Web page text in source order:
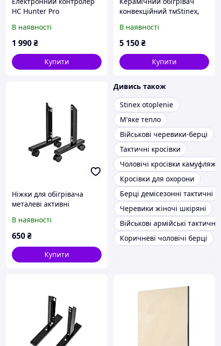
HC Hunter Pro
В наявності
1 990₴
Купити
конвекційний тмStinex,
700/220 White
В наявності
5 150₴
Купити
Ніжки для обігрівача
металеві активні
В наявності
650₴
Купити
Дивись також
Stinex otoplenie
М'яке тепло
Військові черевики-берці
Тактичні кросівки
Чоловічі кросівки камуфляж
Кросівки для охорони
Берці демісезонні тактичні
Черевики жіночі шкіряні
Військові армійські тактичні
Коричневі чоловічі берці